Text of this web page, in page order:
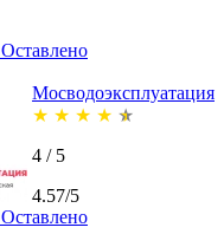
Оставлено
Мосводоэксплуатация
★ ★ ★ ★ ★
4 / 5
4.57/5
Оставлено